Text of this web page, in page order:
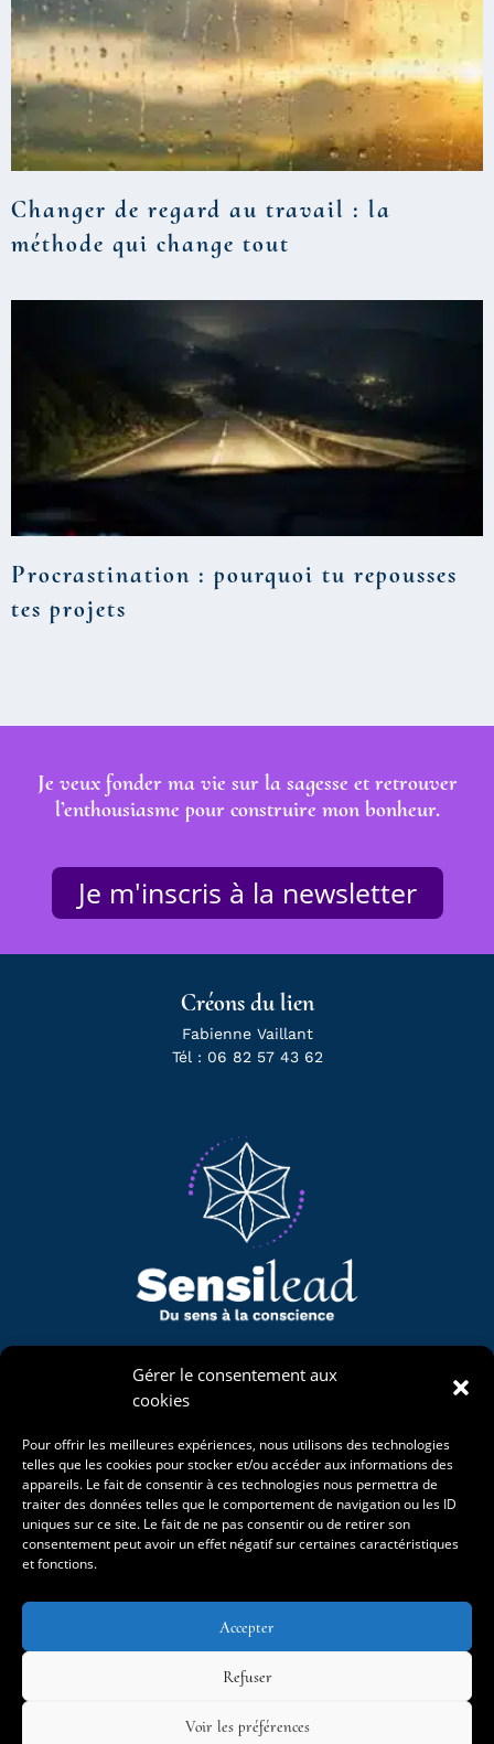
Gérer le consentement aux
cookies
Pour offrir les meilleures expériences, nous utilisons des technologies
telles que les cookies pour stocker et/ou accéder aux informations des
appareils. Le fait de consentir à ces technologies nous permettra de
traiter des données telles que le comportement de navigation ou les ID
uniques sur ce site. Le fait de ne pas consentir ou de retirer son
consentement peut avoir un effet négatif sur certaines caractéristiques
et fonctions.
Accepter
Refuser
Voir les préférences
Changer de regard au travail : la
méthode qui change tout
Procrastination : pourquoi tu repousses
tes projets
Je veux fonder ma vie sur la sagesse et retrouver
l’enthousiasme pour construire mon bonheur.
Je m'inscris à la newsletter
Créons du lien
Fabienne Vaillant
Tél : 06 82 57 43 62
Naviguons
La Bergerie Étoilée
Projet de vie
Événements
Blog
Politique de confidentialité–